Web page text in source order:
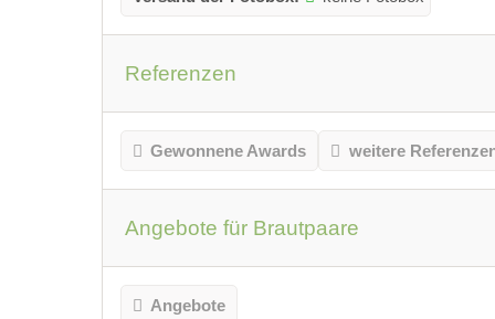
Referenzen
Gewonnene Awards weitere
Angebote für Brautpaare
Angebote